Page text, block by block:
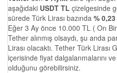
aşağıdaki USDT TL çizelgesinde
sürede Türk Lirası bazında % 0,23
Eğer 3 Ay önce 10.000 TL ( On
Tether alınmış olsaydı, şu anda
Lirası olacaktı. Tether Türk Lirası
içerisinde fiyat dalgalanmalarını
olduğunu görebilirsiniz.